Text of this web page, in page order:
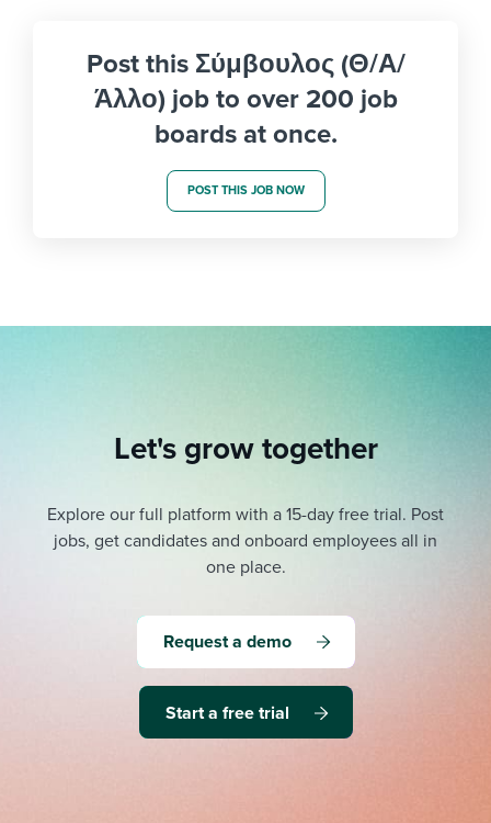
Post this Σύμβουλος (Θ/Α/
Άλλο) job to over 200 job
boards at once.
POST THIS JOB NOW
Let's grow together
Explore our full platform with a 15-day free trial. Post
jobs, get candidates and onboard employees all in
one place.
Request a demo
Start a free trial